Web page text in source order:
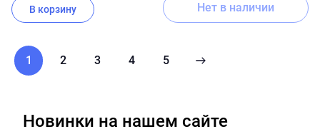
В корзину Нет в наличии
1 2 3 4 5
Новинки на нашем сайте